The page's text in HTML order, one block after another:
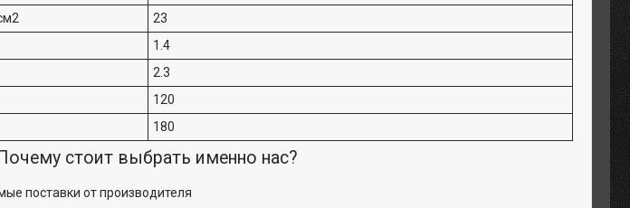
23
1.4
2.3
120
180
стоит выбрать именно нас?
поставки от производителя